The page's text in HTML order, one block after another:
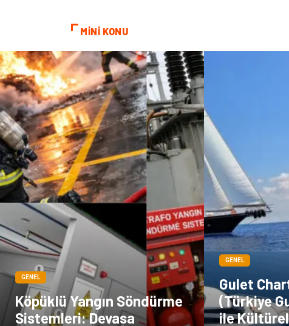
MİNİ KONU
GENEL
Köpüklü Yangın Söndürme
Sistemleri: Devasa
GENEL
Gulet
(Türkiye
ile